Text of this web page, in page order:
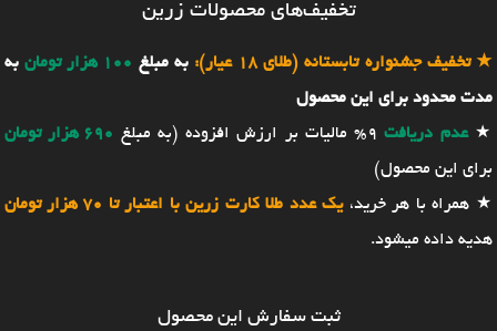
تخفیف‌های محصولات زرین
★تخفیف جشنواره تابستانه (طلای 18 عیار): به مبلغ 100 هزار تومان
به
مدت محدود برای این محصول
★عدم دریافت 9% مالیات بر ارزش افزوده (به مبلغ
690 هزار تومان
برای این محصول)
★ همراه با هر خرید،یک عدد طلا کارت زرین با اعتبار تا 70 هزار تومان
هدیه داده میشود.
ثبت سفارش این محصول